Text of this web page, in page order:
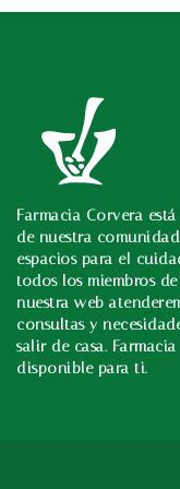
Farmacia Corvera
de nuestra
espacios para el
todos los miembros
nuestra web
consultas y
salir de casa.
disponible para ti.